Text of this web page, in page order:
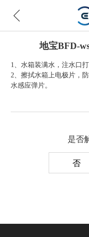
地宝BFD-
1、水箱装满水，注水口
2、擦拭水箱上电极片，
水感应弹片。
是否
否